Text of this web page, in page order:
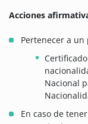
Acciones
Pertenecer a
Nacional
En caso de